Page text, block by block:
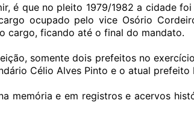
é que no pleito 1979/1982 a cidade
ocupado pelo vice Osório
cargo, ficando até o final do mandato.
somente dois prefeitos no
Célio Alves Pinto e o atual prefeito
memória e em registros e acervos